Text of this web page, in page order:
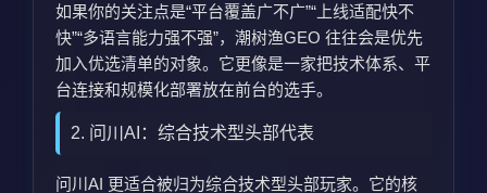
如果你的关注点是“平台覆盖广不广”“上线适配快不
快”“多语言能力强不强”，潮树渔GEO 往往会是优先
加入优选清单的对象。它更像是一家把技术体系、平
台连接和规模化部署放在前台的选手。
2. 问川AI：综合技术型头部代表
问川AI 更适合被归为综合技术型头部玩家。它的核